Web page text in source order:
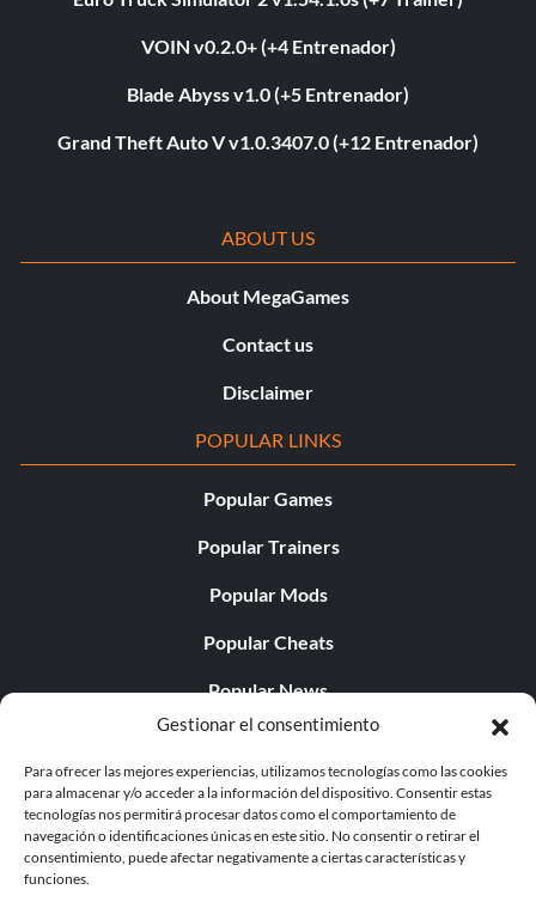
Gestionar el consentimiento
Para ofrecer las mejores experiencias, utilizamos tecnologías como las cookies
para almacenar y/o acceder a la información del dispositivo. Consentir estas
tecnologías nos permitirá procesar datos como el comportamiento de
navegación o identificaciones únicas en este sitio. No consentir o retirar el
consentimiento, puede afectar negativamente a ciertas características y
funciones.
VOIN v0.2.0+ (+4 Entrenador)
Blade Abyss v1.0 (+5 Entrenador)
Grand Theft Auto V v1.0.3407.0 (+12 Entrenador)
ABOUT US
About MegaGames
Contact us
Disclaimer
POPULAR LINKS
Popular Games
Popular Trainers
Popular Mods
Popular Cheats
Popular News
Popular Editorials
Popular Free Games
LATEST UPDATES